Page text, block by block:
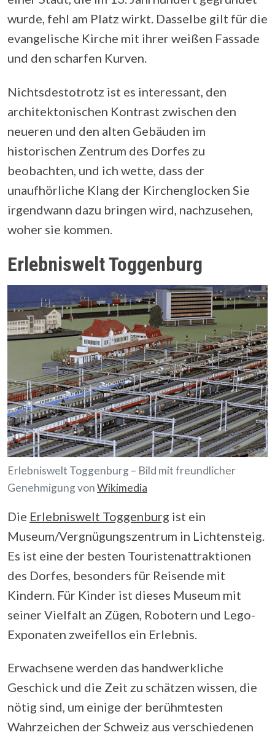
wurde, fehl am Platz wirkt. Dasselbe gilt für die
evangelische Kirche mit ihrer weißen Fassade
und den scharfen Kurven.
Nichtsdestotrotz ist es interessant, den
architektonischen Kontrast zwischen den
neueren und den alten Gebäuden im
historischen Zentrum des Dorfes zu
beobachten, und ich wette, dass der
unaufhörliche Klang der Kirchenglocken Sie
irgendwann dazu bringen wird, nachzusehen,
woher sie kommen.
Erlebniswelt Toggenburg
Erlebniswelt Toggenburg – Bild mit freundlicher
Genehmigung vonWikimedia
Die Erlebniswelt Toggenburg ist ein
Museum/Vergnügungszentrum in Lichtensteig.
Es ist eine der besten Touristenattraktionen
des Dorfes, besonders für Reisende mit
Kindern. Für Kinder ist dieses Museum mit
seiner Vielfalt an Zügen, Robotern und Lego-
Exponaten zweifellos ein Erlebnis.
Erwachsene werden das handwerkliche
Geschick und die Zeit zu schätzen wissen, die
nötig sind, um einige der berühmtesten
Wahrzeichen der Schweiz aus verschiedenen